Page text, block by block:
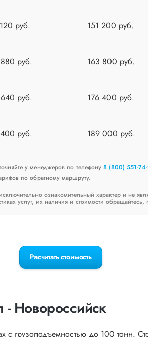
руб. 151 200 руб.
руб. 163 800 руб.
руб. 176 400 руб.
руб. 189 000 руб.
у менеджеров по телефону 8 (800) 551-
по обратному маршруту.
ознакомительный характер и не
услуг, их наличия и стоимости
Расчитать стоимость
- Новороссийск
с грузоподъемностью до 100 тонн.